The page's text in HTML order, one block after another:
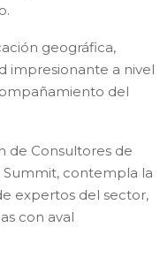
geográfica,
impresionante a nivel
del
de Consultores de
Summit, contempla la
expertos del sector,
con aval